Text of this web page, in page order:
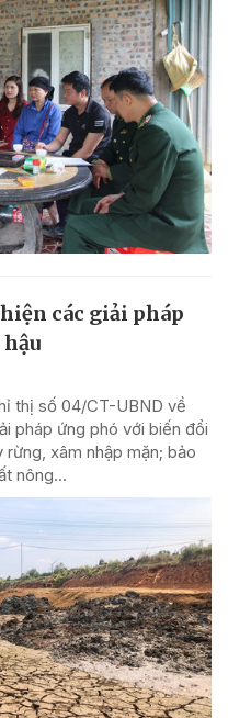
các giải pháp
thị số 04/CT-UBND về
pháp ứng phó với biến đổi
rừng, xâm nhập mặn; bảo
nông...